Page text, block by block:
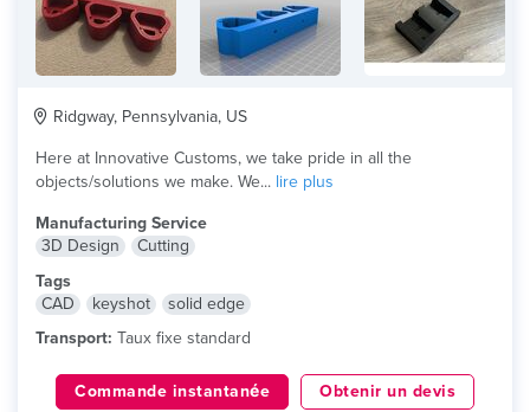
Ridgway, Pennsylvania, US
Here at Innovative Customs, we take pride in all the
objects/solutions we make. We... lire plus
Manufacturing Service
3D Design
Cutting
Tags
CAD
keyshot
solid edge
Transport: Taux fixe standard
Commande instantanée Obtenir un devis